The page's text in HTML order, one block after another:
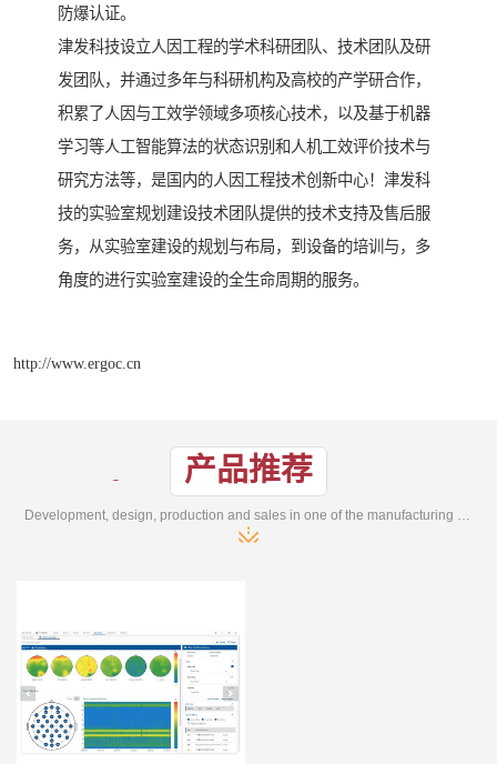
防爆认证。
津发科技设立人因工程的学术科研团队、技术团队及研
发团队，并通过多年与科研机构及高校的产学研合作，
积累了人因与工效学领域多项核心技术，以及基于机器
学习等人工智能算法的状态识别和人机工效评价技术与
研究方法等，是国内的人因工程技术创新中心！津发科
技的实验室规划建设技术团队提供的技术支持及售后服
务，从实验室建设的规划与布局，到设备的培训与，多
角度的进行实验室建设的全生命周期的服务。
http://www.ergoc.cn
产品推荐